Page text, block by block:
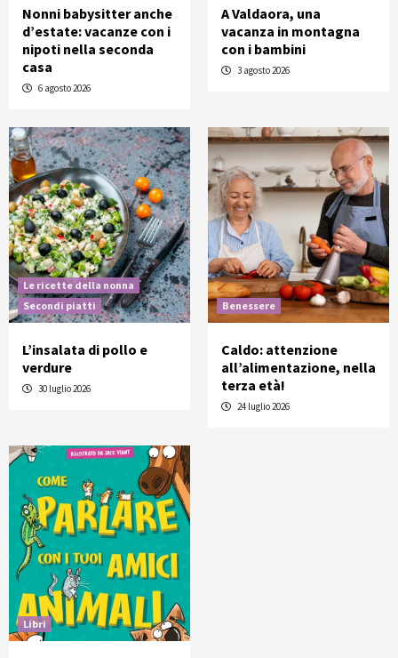
Nonni babysitter anche
d’estate: vacanze con i
nipoti nella seconda
casa
6 agosto 2026
A Valdaora, una
vacanza in montagna
con i bambini
3 agosto 2026
Le ricette della nonna
Secondi piatti
L’insalata di pollo e
verdure
30 luglio 2026
Benessere
Caldo: attenzione
all’alimentazione, nella
terza età!
24 luglio 2026
Libri